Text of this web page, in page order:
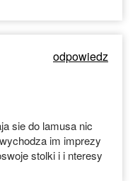
odpowiedz
sie do lamusa nic
im imprezy
stolki i i nteresy